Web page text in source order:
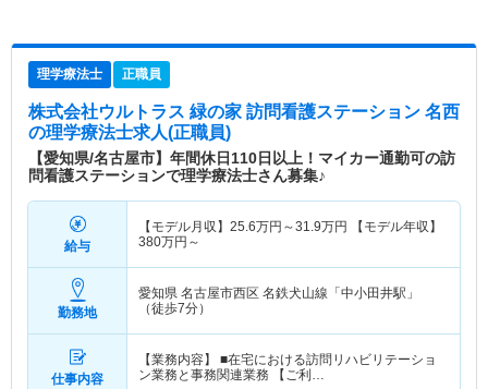
理学療法士 正職員
株式会社ウルトラス 緑の家 訪問看護ステーション 名西
の理学療法士求人(正職員)
【愛知県/名古屋市】年間休日110日以上！マイカー通勤可の訪
問看護ステーションで理学療法士さん募集♪
給与
【モデル月収】 25.6万円～31.9万円
【モデル年収】
380万円～
勤務地
愛知県 名古屋市西区 名鉄犬山線「中小田井駅」
（徒歩7分）
仕事内容
【業務内容】 ■在宅における訪問リハビリテーショ
ン業務と事務関連業務 【ご利…